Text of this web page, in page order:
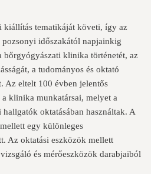
kiállítás tematikáját követi, így az
pozsonyi időszakától napjainkig
bőrgyógyászati klinika történetét, az
a tudományos és oktató
Az eltelt 100 évben jelentős
klinika munkatársai, melyet a
oktatásában használtak. A
egy különleges
Az oktatási eszközök mellett
és mérőeszközök darabjaiból